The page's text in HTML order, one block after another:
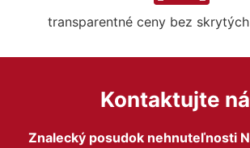
transparentné ceny bez
Kontaktujte
Znalecký posudok nehnuteľnosti